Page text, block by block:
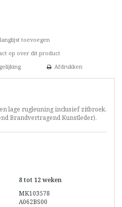
toevoegen
op over dit product
Afdrukken
lage rugleuning inclusief zitbroek.
Brandvertragend Kunstleder).
8 tot 12 weken
MK103578
A062BS00